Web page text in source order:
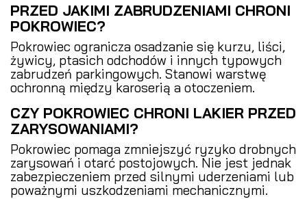
PRZED JAKIMI ZABRUDZENIAMI CHRONI
POKROWIEC?
Pokrowiec ogranicza osadzanie się kurzu, liści,
żywicy, ptasich odchodów i innych typowych
zabrudzeń parkingowych. Stanowi warstwę
ochronną między karoserią a otoczeniem.
CZY POKROWIEC CHRONI LAKIER PRZED
ZARYSOWANIAMI?
Pokrowiec pomaga zmniejszyć ryzyko drobnych
zarysowań i otarć postojowych. Nie jest jednak
zabezpieczeniem przed silnymi uderzeniami lub
poważnymi uszkodzeniami mechanicznymi.